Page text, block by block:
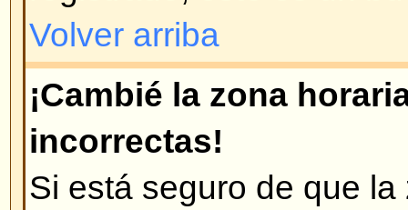
habilitado esta opción). Esto es
mensajes maliciosos de
Volver arriba
¿Cómo creo un mensaje en